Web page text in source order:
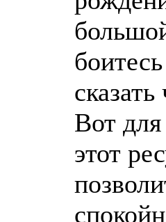
Вот для
этот